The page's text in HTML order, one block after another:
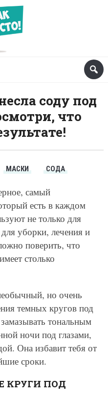
соду под
что
МАСКИ СОДА
самый
есть в каждом
не только для
уборки, лечения и
поверить, что
столько
но очень
темных кругов под
тональным
ночи под глазами,
Она избавит тебя от
сроки.
КРУГИ ПОД